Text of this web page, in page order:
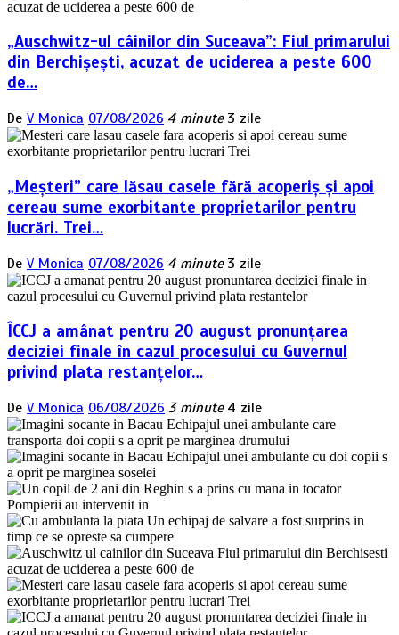
„Auschwitz-ul câinilor din Suceava”: Fiul primarului
din Berchișești, acuzat de uciderea a peste 600
de…
De V Monica 07/08/2026 4 minute 3 zile
„Meșteri” care lăsau casele fără acoperiș și apoi
cereau sume exorbitante proprietarilor pentru
lucrări. Trei…
De V Monica 07/08/2026 4 minute 3 zile
ÎCCJ a amânat pentru 20 august pronunțarea
deciziei finale în cazul procesului cu Guvernul
privind plata restanțelor…
De V Monica 06/08/2026 3 minute 4 zile